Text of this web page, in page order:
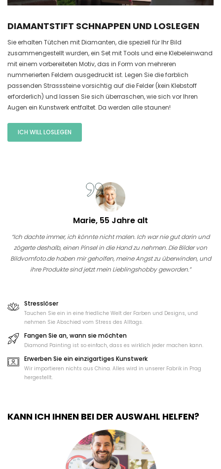
DIAMANTSTIFT SCHNAPPEN UND LOSLEGEN
Sie erhalten Tütchen mit Diamanten, die speziell für Ihr Bild
zusammengestellt wurden, ein Set mit Tools und eine Klebeleinwand
mit einem vorbereiteten Motiv, das in Form von mehreren
nummerierten Feldern ausgedruckt ist. Legen Sie die farblich
passenden Strasssteine vorsichtig auf die Felder (kein Klebstoff
erforderlich) und lassen Sie sich überraschen, wie sich vor Ihren
Augen ein Kunstwerk entfaltet. Da werden alle staunen!
ICH WILL LOSLEGEN
Marie, 55 Jahre alt
“Ich dachte immer, ich könnte nicht malen. Ich war nie gut darin und
zögerte deshalb, einen Pinsel in die Hand zu nehmen. Die Bilder von
Bildvomfoto.de haben mir geholfen, meine Angst zu überwinden, und
ihre Produkte sind jetzt mein Lieblingshobby geworden.”
Stresslöser
Tauchen Sie ein in eine friedliche Welt der Farben und Designs, und
nehmen Sie Abschied vom Stress des Alltags.
Fangen Sie an, wann sie möchten
Diamond Painting ist so einfach, dass es wirklich jeder machen kann.
Erwerben Sie ein einzigartiges Kunstwerk
Wir importieren nichts aus China. Alles wird in unserer Fabrik in Prag
hergestellt.
KANN ICH IHNEN BEI DER AUSWAHL HELFEN?